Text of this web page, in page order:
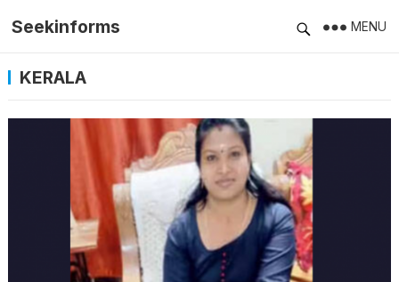
Seekinforms MENU
KERALA